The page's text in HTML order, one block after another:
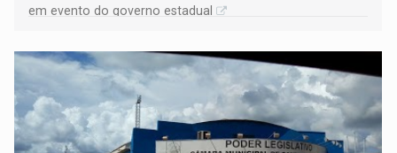
em evento do governo estadual